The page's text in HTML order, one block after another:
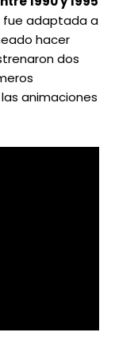
fue adaptada a
hacer
dos
animaciones